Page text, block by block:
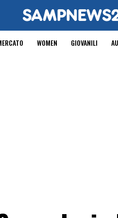
WOMEN GIOVANILI